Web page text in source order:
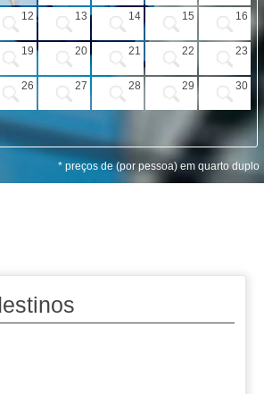
12 13 14 15 16
19 20 21 22 23
26 27 28 29 30
* preços de (por pessoa) em quarto duplo